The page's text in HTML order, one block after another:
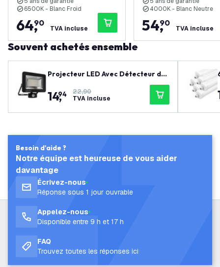
6500K - Blanc Froid
64,
90
TVA incluse
4000K - Blanc Neutre
54,
90
TVA incluse
Souvent achetés ensemble
Projecteur LED Avec Détecteur de
Mouvement 50W - Osram Chip LED
- 4000K
14,
94
22,90
TVA incluse
Besoin d'aide ?
Notre équipe est heureuse de vous aider
davantage
Écrivez-nous
Réponse sous 1 jour ouvrable
Appelez-nous
Disponible entre 9 h et 17 h
FAQ
Trouvez toutes les réponses ici